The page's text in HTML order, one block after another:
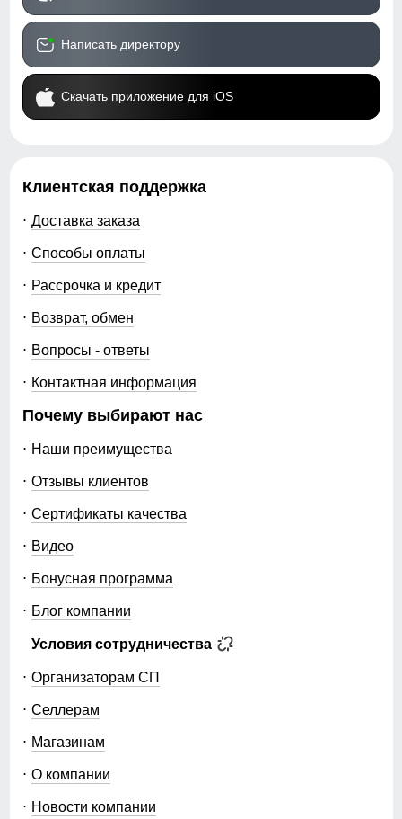
Написать директору
Скачать приложение для iOS
Клиентская поддержка
Доставка заказа
Способы оплаты
Рассрочка и кредит
Возврат, обмен
Вопросы - ответы
Контактная информация
Почему выбирают нас
Наши преимущества
Отзывы клиентов
Сертификаты качества
Видео
Бонусная программа
Блог компании
Условия сотрудничества
Организаторам СП
Селлерам
Магазинам
О компании
Новости компании